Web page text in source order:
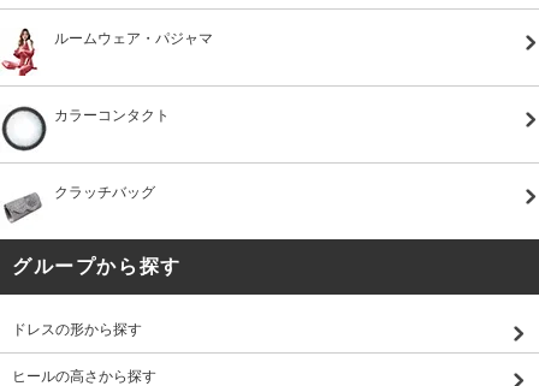
ルームウェア・パジャマ
カラーコンタクト
クラッチバッグ
グループから探す
ドレスの形から探す
ヒールの高さから探す